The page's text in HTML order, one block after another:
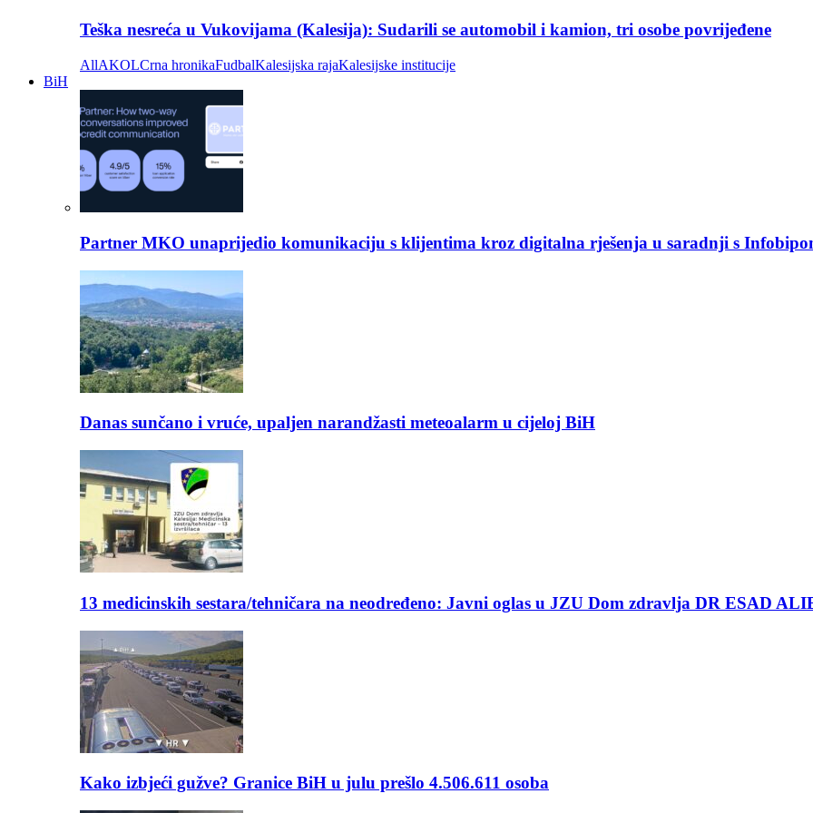
Teška nesreća u Vukovijama (Kalesija): Sudarili se automobil i kamion, tri osobe povrijeđene
AllAKOLCrna hronikaFudbalKalesijska rajaKalesijske institucije
BiH
Partner MKO unaprijedio komunikaciju s klijentima kroz digitalna rješenja u saradnji s
Danas sunčano i vruće, upaljen narandžasti meteoalarm u cijeloj BiH
13 medicinskih sestara/tehničara na neodređeno: Javni oglas u JZU Dom zdravlja DR ESAD
Kako izbjeći gužve? Granice BiH u julu prešlo 4.506.611 osoba